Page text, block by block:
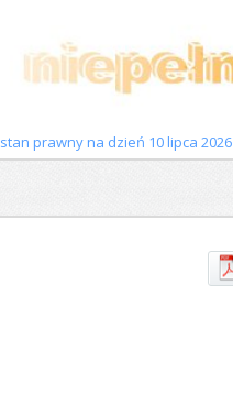
stan prawny na dzień 10 lipca 2026